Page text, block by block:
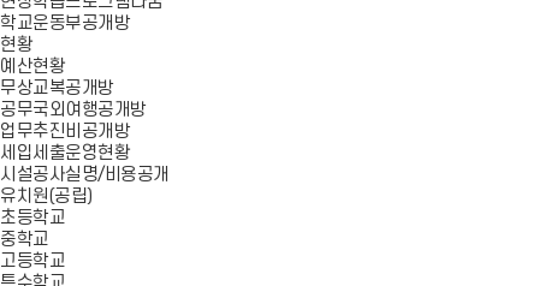
학교운동부공개방
현황
예산현황
무상교복공개방
공무국외여행공개방
업무추진비공개방
세입세출운영현황
시설공사실명/비용공개
유치원(공립)
초등학교
중학교
고등학교